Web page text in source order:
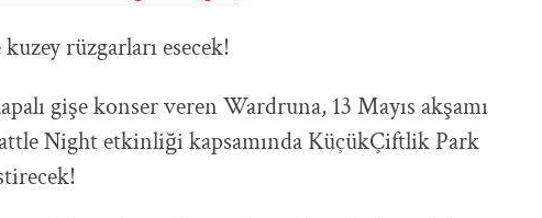
rüzgarları esecek!
gişe konser veren Wardruna, 13 Mayıs akşamı
Night etkinliği kapsamında KüçükÇiftlik Park